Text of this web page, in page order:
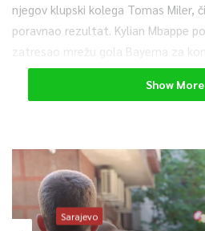
njegov klupski kolega Tomas Miler,
poravnao rezultat. Kylian Mbappe
zatresao mrežu gola Bayerna za
U susretu Porta i Chelseaja, Mason
U preostalim odigranim
su se plasirala u četvrtfinale
Borussije Dortmund s 2:1, dok je
Show More
Sarajevo